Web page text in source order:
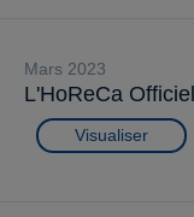
mars 2023
L'HoReCa
Visualiser